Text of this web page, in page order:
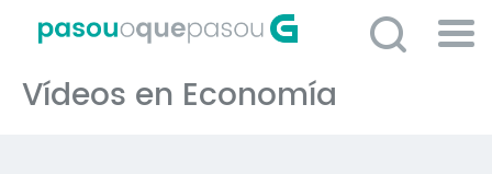
contido
Vídeos en Economía